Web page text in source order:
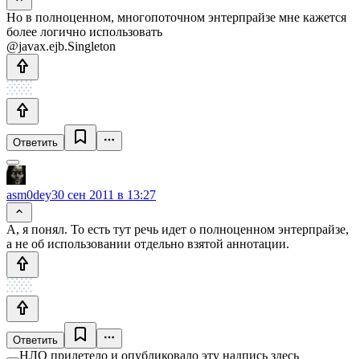
Но в полноценном, многопоточном энтерпрайзе мне кажется
более логично использовать
@javax.ejb.Singleton
Ответить
asm0dey30 сен 2011 в 13:27
А, я понял. То есть тут речь идет о полноценном энтерпрайзе,
а не об использовании отдельно взятой аннотации.
Ответить
НЛО прилетело и опубликовало эту надпись здесь